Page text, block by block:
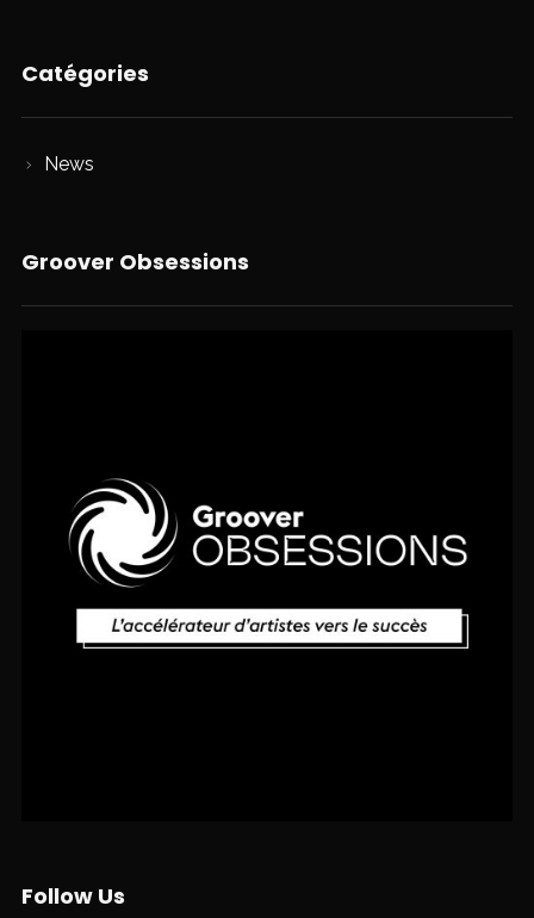
Catégories
News
Groover Obsessions
Follow Us